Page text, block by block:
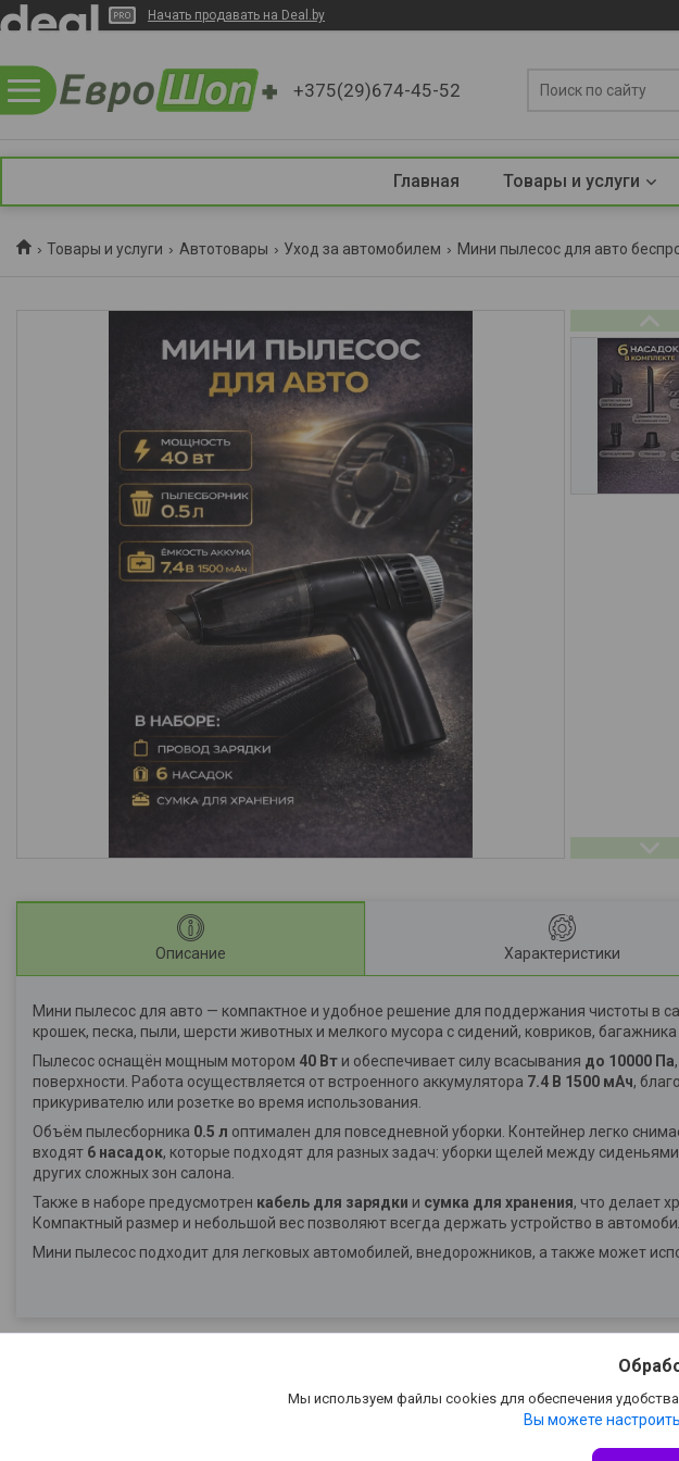
Начать продавать на Deal.by
+375(29)674-45-52
Главная Товары и услуги
Товары и услуги Автотовары Уход за автомобилем Мини пылесос для авто
Описание Характеристики
Мини пылесос для авто — компактное и удобное решение для поддержания чистоты в
крошек, песка, пыли, шерсти животных и мелкого мусора с сидений, ковриков,
Пылесос оснащён мощным мотором 40 Вт и обеспечивает силу всасывания до 10000 Па
поверхности. Работа осуществляется от встроенного аккумулятора 7.4 В 1500 мАч,
прикуривателю или розетке во время использования.
Объём пылесборника 0.5 л оптимален для повседневной уборки. Контейнер легко
входят 6 насадок, которые подходят для разных задач: уборки щелей между
других сложных зон салона.
Также в наборе предусмотрен кабель для зарядки и сумка для хранения, что делает
Компактный размер и небольшой вес позволяют всегда держать устройство в
Мини пылесос подходит для легковых автомобилей, внедорожников, а также может
Мы используем файлы cookies для обеспечения
Вы можете